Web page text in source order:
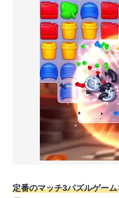
定番のマッチ3パズルゲー